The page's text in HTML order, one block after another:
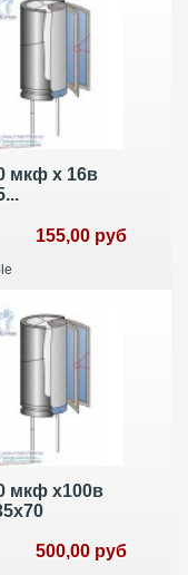
мкф х 16в
155,00 руб
мкф х100в
500,00 руб